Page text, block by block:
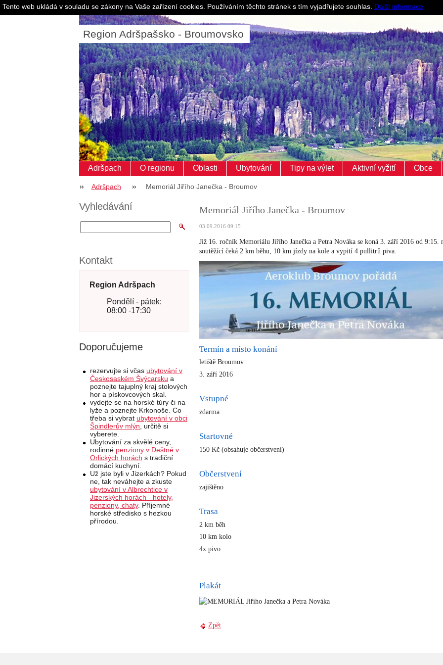
Region Adršpašsko - Broumovsko
Pro ubytovatele
Adršpach O regionu Oblasti Ubytování Tipy na výlet Aktivní vyžití Obce
Adršpach Memoriál Jiřího Janečka - Broumov
Memoriál Jiřího Janečka - Broumov
03.09.2016 09:15
Již 16. ročník Memoriálu Jiřího Janečka a Petra Nováka se koná 3. září 2016 od 9:15.
soutěžící čeká 2 km běhu, 10 km jízdy na kole a vypití 4 pullitrů piva.
Termín a místo konání
letiště Broumov
3. září 2016
Vstupné
zdarma
Startovné
150 Kč (obsahuje občerstvení)
Občerstvení
zajištěno
Trasa
2 km běh
10 km kolo
4x pivo
Plakát
Zpět
Vyhledávání
Kontakt
Region Adršpach
Pondělí - pátek:
08:00 -17:30
Doporučujeme
rezervujte si včas ubytování v
Českosaském Švýcarsku a
poznejte tajuplný kraj stolových
hor a pískovcových skal.
vydejte se na horské túry či na
lyže a poznejte Krkonoše. Co
třeba si vybrat ubytování v obci
Špindlerův mlýn, určitě si
vyberete.
Ubytování za skvělé ceny,
rodinné penziony v Deštné v
Orlických horách s tradiční
domácí kuchyní.
Už jste byli v Jizerkách? Pokud
ne, tak neváhejte a zkuste
ubytování v Albrechtice v
Jizerských horách - hotely,
penziony, chaty. Příjemné
horské středisko s hezkou
přírodou.
Tento web ukládá v souladu se zákony na Vaše zařízení cookies. Používáním těchto stránek s tím vyjadřujete souhlas. Další informace